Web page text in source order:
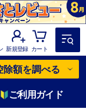
新規登録 カート
除額を調べる
ご利用ガイド